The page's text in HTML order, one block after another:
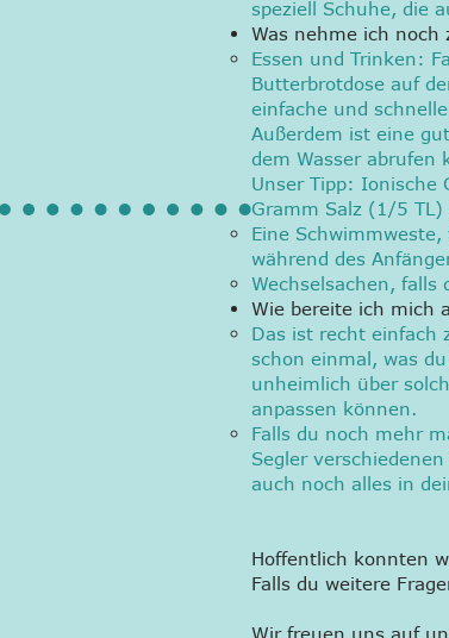
speziell Schuhe, die
Was nehme ich noch
Essen und Trinken:
Butterbrotdose auf
einfache und
Außerdem ist eine
dem Wasser abrufen
Unser Tipp: Ionische
Gramm Salz (1/5
Eine
während des
Wechselsachen,
Wie bereite ich mich
Das ist recht einfach
schon einmal, was
unheimlich über
anpassen können.
Falls du noch mehr
Segler
auch noch alles in
Hoffentlich konnten
Falls du weitere
Wir freuen uns auf